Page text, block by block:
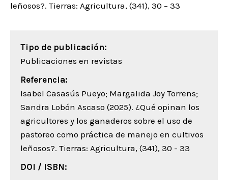
leñosos?. Tierras: Agricultura, (341), 30 – 33
Tipo de publicación:
Publicaciones en revistas
Referencia:
Isabel Casasús Pueyo; Margalida Joy Torrens;
Sandra Lobón Ascaso (2025). ¿Qué opinan los
agricultores y los ganaderos sobre el uso de
pastoreo como práctica de manejo en cultivos
leñosos?. Tierras: Agricultura, (341), 30 - 33
DOI / ISBN: